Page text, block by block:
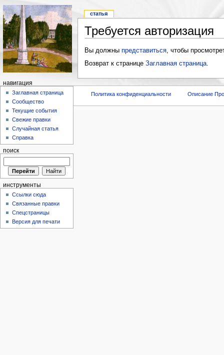
Требуется авторизация
Вы должны представиться, чтобы
Возврат к странице Заглавная страница.
статья
навигация
Заглавная страница
Сообщество
Текущие события
Свежие правки
Случайная статья
Справка
поиск
инструменты
Ссылки сюда
Связанные правки
Спецстраницы
Версия для печати
Политика конфиденциальности Описание